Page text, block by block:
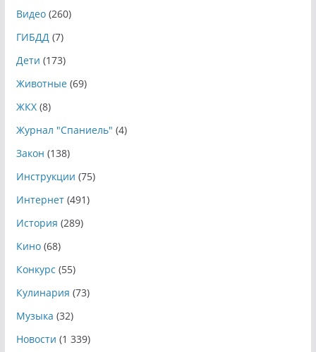
Видео(260)
ГИБДД(7)
Дети (173)
Животные(69)
ЖКХ(8)
Журнал "Спаниель" (4)
Закон (138)
Инструкции (75)
Интернет(491)
История (289)
Кино(68)
Конкурс (55)
Кулинария (73)
Музыка (32)
Новости (1 339)